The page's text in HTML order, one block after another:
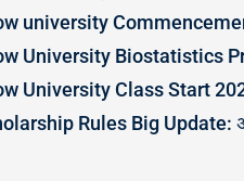
university
University Biostatistics
University Class Start
Rules Big Update: